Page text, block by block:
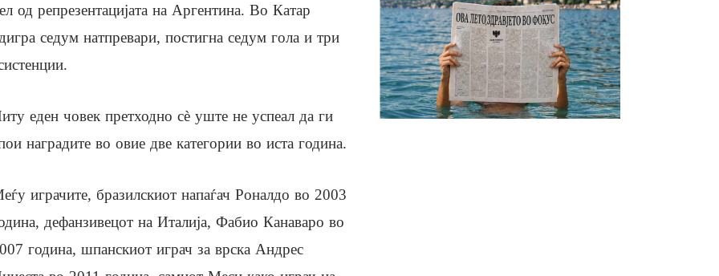
од репрезентацијата на Аргентина. Во Катар
седум натпревари, постигна седум гола и три
еден човек претходно сè уште не успеал да ги
наградите во овие две категории во иста година.
играчите, бразилскиот напаѓач Роналдо во 2003
дефанзивецот на Италија, Фабио Канаваро во
година, шпанскиот играч за врска Андрес